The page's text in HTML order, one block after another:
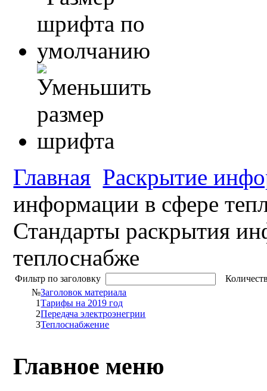
Главная Раскрытие
информации в сфере
Стандарты раскрытия
теплоснабже
Фильтр по заголовку
№Заголовок материала
1Тарифы на 2019 год
2Передача электроэнегрии
3Теплоснабжение
Главное меню